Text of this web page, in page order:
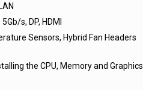
s, DP, HDMI
Sensors, Hybrid Fan Headers
the CPU, Memory and Graphics